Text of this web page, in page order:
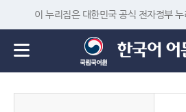
이 누리집은 대한민국 공식 전자정부 누